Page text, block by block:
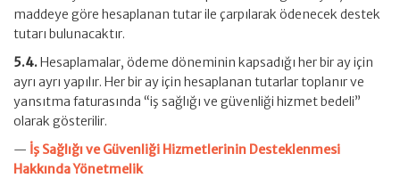
maddeye göre hesaplanan tutar ile çarpılarak ödenecek destek
tutarı bulunacaktır.
5.4.Hesaplamalar, ödeme döneminin kapsadığı her bir ay için
ayrı ayrı yapılır. Her bir ay için hesaplanan tutarlar toplanır ve
yansıtma faturasında “iş sağlığı ve güvenliği hizmet bedeli”
olarak gösterilir.
— İş Sağlığı ve Güvenliği Hizmetlerinin Desteklenmesi
Hakkında Yönetmelik